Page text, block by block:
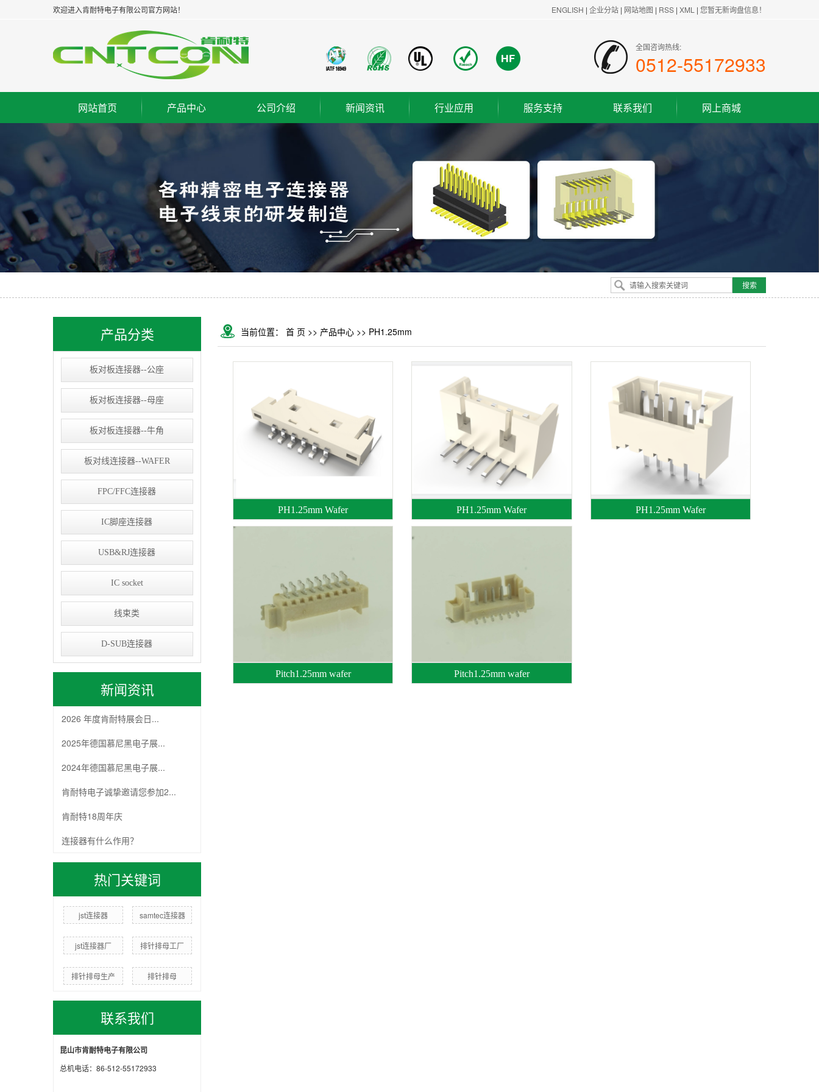
欢迎进入肯耐特电子有限公司官方网站！ ENGLISH | 企业分站 | 网站地图 | RSS | XML | 您暂无新询盘信息！
全国咨询热线:
0512-55172933
网站首页
产品中心
板对板连接器--公座
板对板连接器--牛角
板对线连接器--WAFER
FPC/FFC连接器
IC脚座连接器
USB&RJ连接器
IC socket
线束类
D-SUB连接器
公司介绍
经营理念
组织架构
荣誉资质
新闻资讯
公司新闻
技术知识
行业应用
成功案例
服务支持
联系我们
联系方式
客户留言
网上商城
产品分类
板对板连接器--公座
板对板连接器--母座
板对板连接器--牛角
板对线连接器--WAFER
FPC/FFC连接器
IC脚座连接器
USB&RJ连接器
IC socket
线束类
D-SUB连接器
新闻资讯
2026 年度肯耐特展会日...
2025年德国慕尼黑电子展...
2024年德国慕尼黑电子展...
肯耐特电子诚挚邀请您参加2...
肯耐特18周年庆
连接器有什么作用？
热门关键词
jst连接器 samtec连接器
jst连接器厂 排针排母工厂
排针排母生产 排针排母
联系我们
昆山市肯耐特电子有限公司
总机电话：86-512-55172933
当前位置： 首 页 >> 产品中心 >> PH1.25mm
PH1.25mm Wafer PH1.25mm Wafer PH1.25mm Wafer
Pitch1.25mm wafer Pitch1.25mm wafer